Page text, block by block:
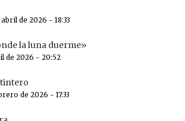
de 2026 - 18:33
la luna duerme»
de 2026 - 20:52
tintero
de 2026 - 17:33